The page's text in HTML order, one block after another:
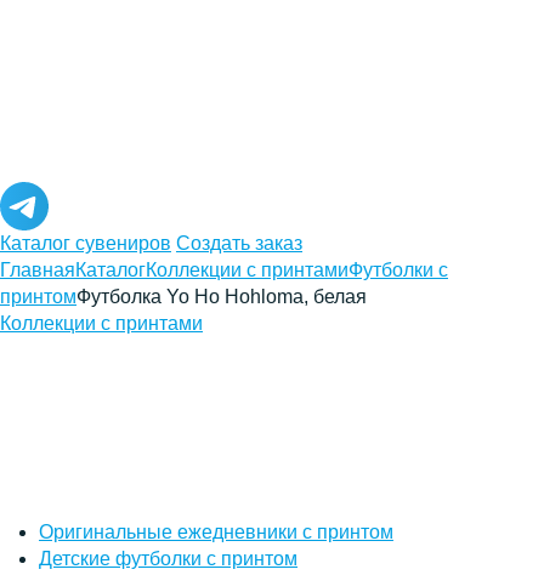
Каталог сувениров Создать заказ
ГлавнаяКаталогКоллекции с принтамиФутболки с
принтомФутболка Yo Ho Hohloma, белая
Коллекции с принтами
Оригинальные ежедневники с принтом
Детские футболки с принтом